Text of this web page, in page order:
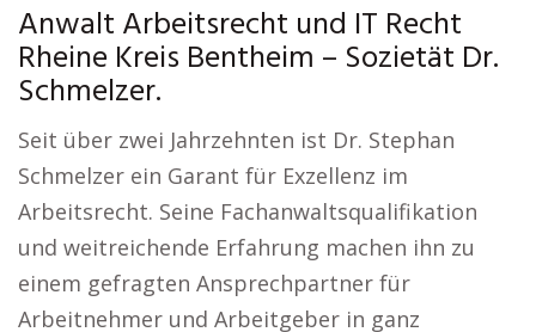
Anwalt Arbeitsrecht und IT Recht
Rheine Kreis Bentheim – Sozietät Dr.
Schmelzer.
Seit über zwei Jahrzehnten ist Dr. Stephan
Schmelzer ein Garant für Exzellenz im
Arbeitsrecht. Seine Fachanwaltsqualifikation
und weitreichende Erfahrung machen ihn zu
einem gefragten Ansprechpartner für
Arbeitnehmer und Arbeitgeber in ganz